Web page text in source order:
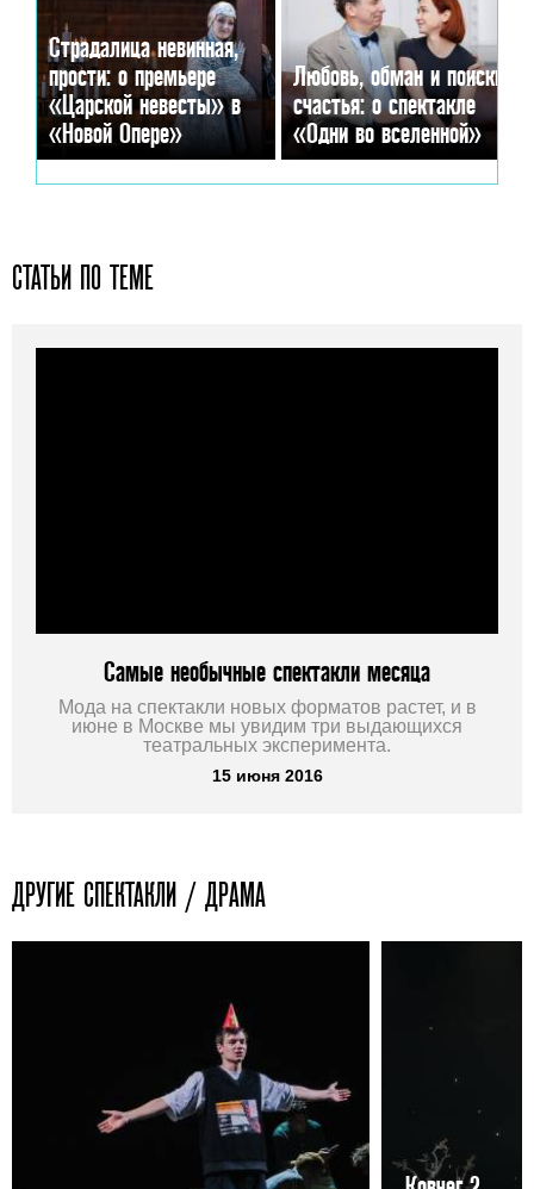
Страдалица невинная,
прости: о премьере
«Царской невесты» в
«Новой Опере»
Любовь, обман и поиски
счастья: о спектакле
«Одни во вселенной»
СТАТЬИ ПО ТЕМЕ
Самые необычные спектакли месяца
Мода на спектакли новых форматов растет, и в
июне в Москве мы увидим три выдающихся
театральных эксперимента.
15 июня 2016
ДРУГИЕ СПЕКТАКЛИ / ДРАМА